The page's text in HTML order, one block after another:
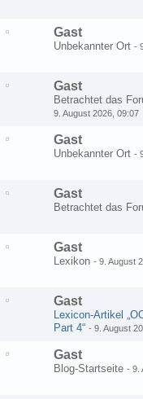
Gast
Unbekannter Ort -
Gast
Betrachtet das
9. August 2026, 09:07
Gast
Unbekannter Ort -
Gast
Betrachtet das
Gast
Lexikon - 9. August
Gast
Lexicon-Artikel
Part 4“ - 9. August
Gast
Blog-Startseite - 9.